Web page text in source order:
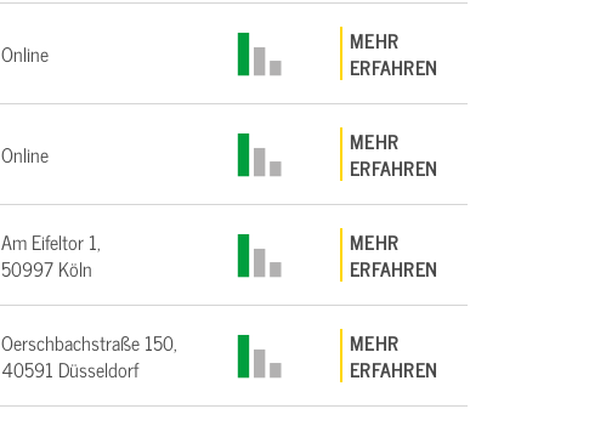
Online
MEHR
ERFAHREN
Online
MEHR
ERFAHREN
Am Eifeltor 1,
50997 Köln
MEHR
ERFAHREN
Oerschbachstraße 150,
40591 Düsseldorf
MEHR
ERFAHREN